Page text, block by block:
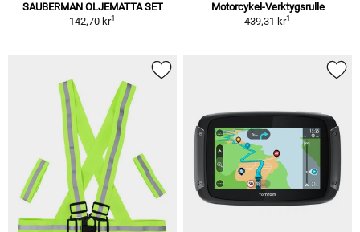
SAUBERMAN OLJEMATTA SET
142,70 kr1
Motorcykel-Verktygsrulle
439,31 kr1